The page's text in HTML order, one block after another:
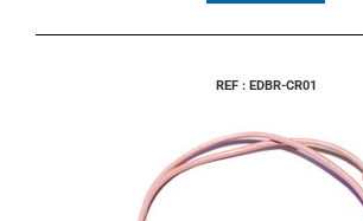
REF : EDBR-CR01